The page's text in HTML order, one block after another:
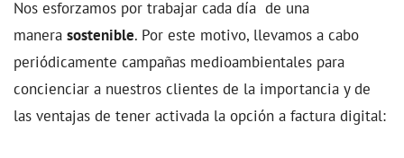
Nos esforzamos por trabajar cada día de una
manera sostenible. Por este motivo, llevamos a cabo
periódicamente campañas medioambientales para
concienciar a nuestros clientes de la importancia y de
las ventajas de tener activada la opción a factura digital: